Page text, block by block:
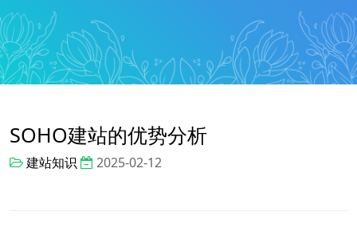
SOHO建站的优势分析
建站知识 2025-02-12